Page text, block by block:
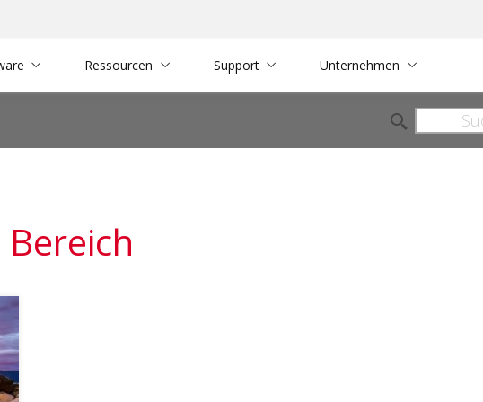
Ressourcen Support Unternehmen